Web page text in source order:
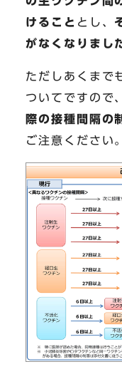
けること とし、
がなくなりまし
ただしあくまで
ついてですので、
際の接種間隔の
ご注意ください。